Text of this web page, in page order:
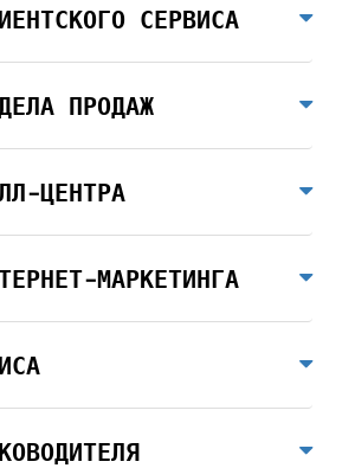
СЕРВИСА
ПРОДАЖ
ЦЕНТРА
МАРКЕТИНГА